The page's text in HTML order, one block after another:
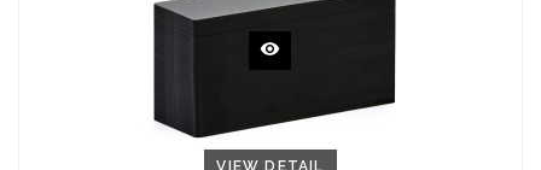
VIEW DETAIL